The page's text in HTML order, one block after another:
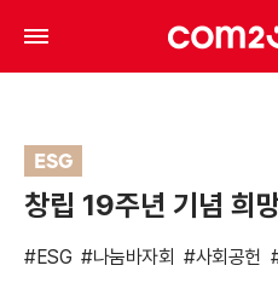
ESG
창립 19주년 기념 희
#ESG #나눔바자회 #사회공헌